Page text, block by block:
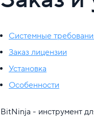
Системные
Заказ лицензии
Установка
Особенности
BitNinja - инструмент